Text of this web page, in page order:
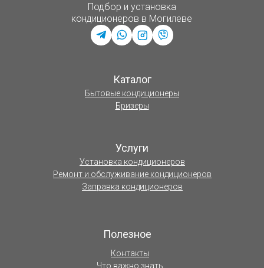
Контакты
Что важно знать
Подбор и установка
кондиционеров в Могилеве
Услуги
Установка кондиционеров
Ремонт и обслуживание кондиционеров
Заправка кондиционеров
Полезное
Каталог
Бытовые кондиционеры
Бризеры